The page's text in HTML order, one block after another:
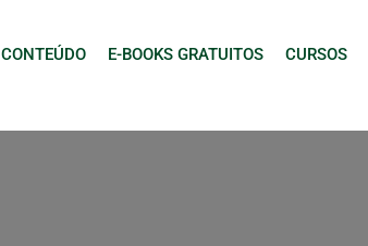
CONTEÚDO E-BOOKS GRATUITOS CURSOS